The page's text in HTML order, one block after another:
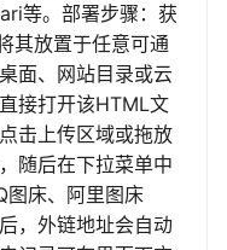
等。部署步骤：获
其放置于任意可通
面、网站目录或云
接打开该HTML文
击上传区域或拖放
随后在下拉菜单中
图床、阿里图床
，外链地址会自动